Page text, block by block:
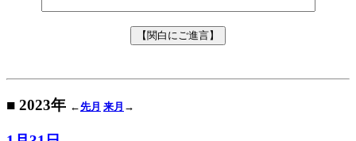
■ 2023年 ←先月 来月 →